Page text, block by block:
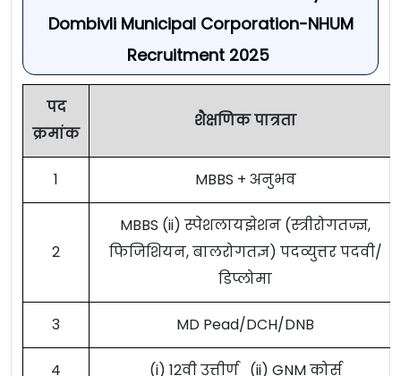
Dombivli Municipal Corporation-NHUM
Recruitment 2025
पद
क्रमांक
शैक्षणिक पात्रता
1 MBBS + अनुभव
2
MBBS (ii) स्पेशलायझेशन (स्त्रीरोगतज्ज्ञ,
फिजिशियन, बालरोगतज्ञ) पदव्युत्तर पदवी/
डिप्लोमा
3 MD Pead/DCH/DNB
4 (i) 12वी उत्तीर्ण (ii) GNM कोर्स